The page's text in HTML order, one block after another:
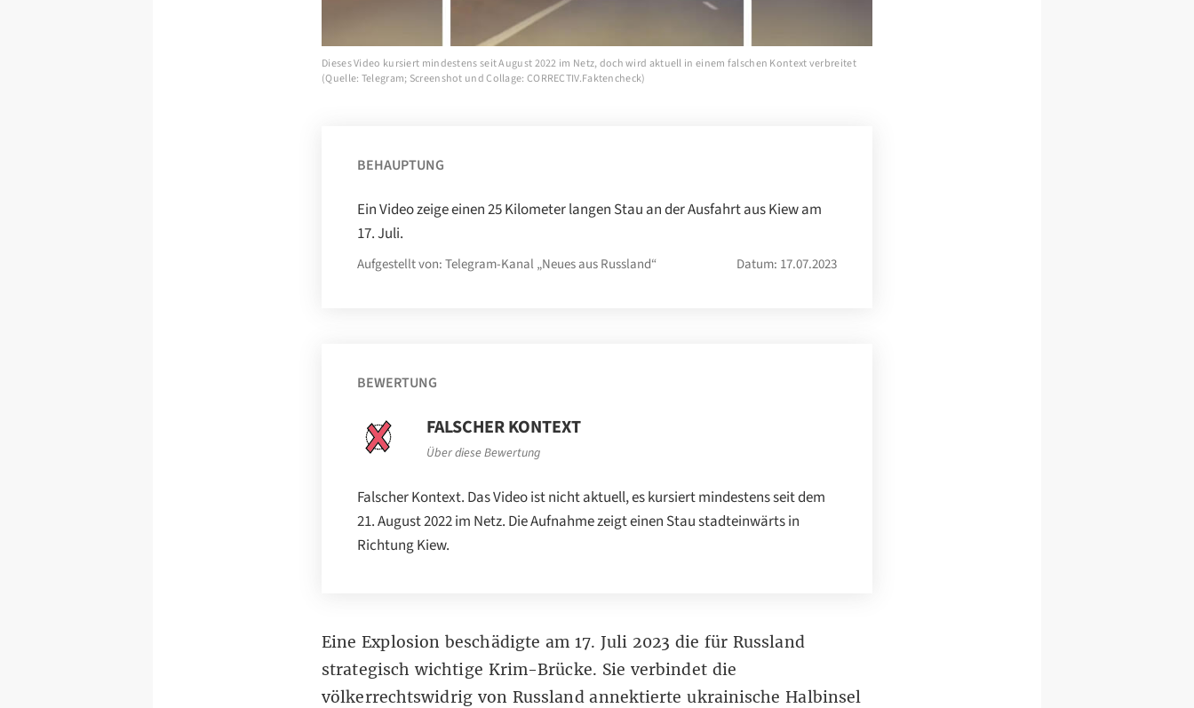
Dieses Video kursiert mindestens seit August 2022 im Netz, doch wird aktuell in einem falschen Kontext verbreitet
(Quelle: Telegram; Screenshot und Collage: CORRECTIV.Faktencheck)
BEHAUPTUNG
Ein Video zeige einen 25 Kilometer langen Stau an der Ausfahrt aus Kiew am
17. Juli.
Aufgestellt von: Telegram-Kanal „Neues aus Russland“ Datum: 17.07.2023
BEWERTUNG
FALSCHER KONTEXT
Über diese Bewertung
Falscher Kontext. Das Video ist nicht aktuell, es kursiert mindestens seit dem
21. August 2022 im Netz. Die Aufnahme zeigt einen Stau stadteinwärts in
Richtung Kiew.
Eine Explosion beschädigte am 17. Juli 2023 die für Russland
strategisch wichtige Krim-Brücke. Sie verbindet die
völkerrechtswidrig von Russland annektierte ukrainische Halbinsel